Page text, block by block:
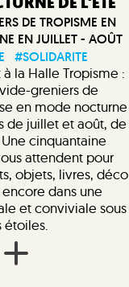
DE TROPISME EN
EN JUILLET - AOÛT
#SOLIDARITE
la Halle Tropisme :
greniers de
en mode nocturne
de juillet et août, de
Une cinquantaine
attendent pour
objets, livres, déco
dans une
et conviviale sous
étoiles.